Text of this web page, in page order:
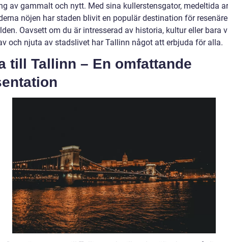
av gammalt och nytt. Med sina kullerstensgator, medeltida
nöjen har staden blivit en populär destination för
Oavsett om du är intresserad av historia, kultur eller bara
och njuta av stadslivet har Tallinn något att erbjuda för alla.
till Tallinn – En omfattande